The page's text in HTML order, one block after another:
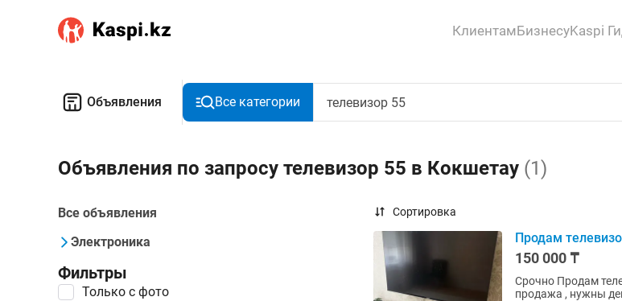
КлиентамБизнесуKaspi
Объявления Все категории
Объявления по запросу телевизор 55 в Кокшетау (1)
Все объявления
Электроника
Фильтры
Только с фото
Сортировка
Продам
150 000 ₸
Срочно Продам
продажа , нужны